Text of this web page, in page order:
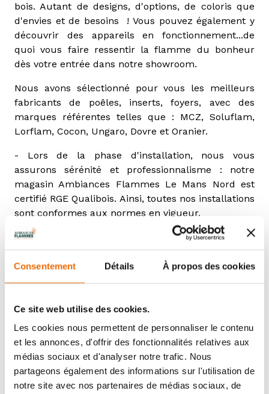
Consentement Détails À propos des cookies
Ce site web utilise des cookies.
Les cookies nous permettent de personnaliser le contenu
et les annonces, d'offrir des fonctionnalités relatives aux
médias sociaux et d'analyser notre trafic. Nous
partageons également des informations sur l'utilisation de
notre site avec nos partenaires de médias sociaux, de
bois. Autant de designs, d'options, de coloris que
d'envies et de besoins ! Vous pouvez également y
découvrir des appareils en fonctionnement...de
quoi vous faire ressentir la flamme du bonheur
dès votre entrée dans notre showroom.
Nous avons sélectionné pour vous les meilleurs
fabricants de poêles, inserts, foyers, avec des
marques référentes telles que : MCZ, Soluflam,
Lorflam, Cocon, Ungaro, Dovre et Oranier.
- Lors de la phase d'installation, nous vous
assurons sérénité et professionnalisme : notre
magasin Ambiances Flammes Le Mans Nord est
certifié RGE Qualibois. Ainsi, toutes nos installations
sont conformes aux normes en vigueur.
- Pendant la mise en service, un Technicien Service
appareil de chauffage au bois. Ainsi, vous êtes
autonomes et êtes assurés d'utiliser 100% des
Flam'Académies sont organisés en début de saison
pour vous accompagner tous les ans lors de la
reprise de la saison hivernale.
- L'entretien et le ramonage de votre poêle, insert
ou foyer est obligatoire ! Aussi, nous vous
accompagnons pendant toute la durée de vie de